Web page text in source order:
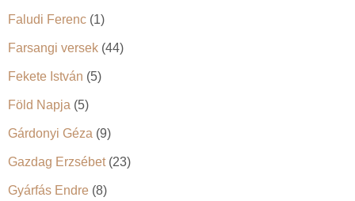
Faludi Ferenc (1)
Farsangi versek (44)
Fekete István (5)
Föld Napja (5)
Gárdonyi Géza (9)
Gazdag Erzsébet(23)
Gyárfás Endre (8)